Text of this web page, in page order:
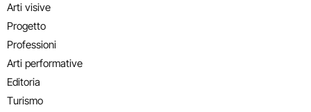
Arti visive
Progetto
Professioni
Arti performative
Editoria
Turismo